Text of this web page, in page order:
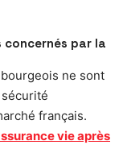
par la
ne sont
français.
vie après